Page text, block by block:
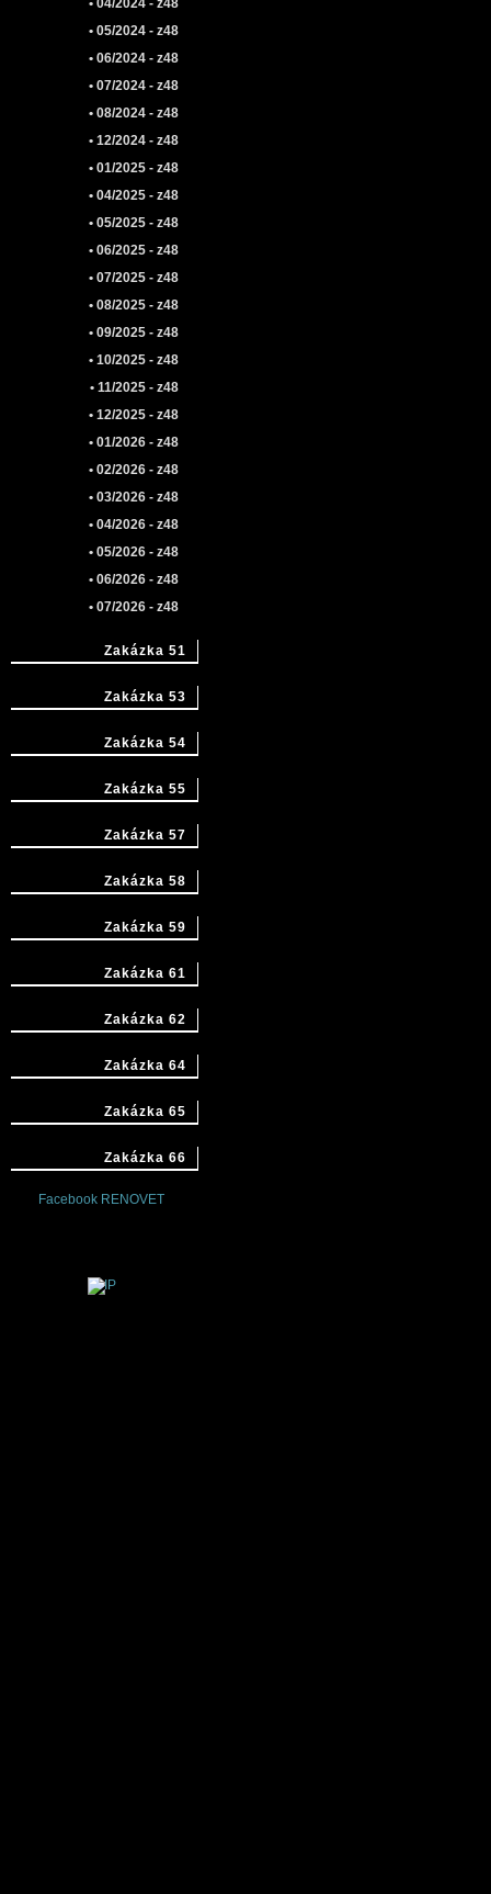
• 04/2024 - z48
• 05/2024 - z48
• 06/2024 - z48
• 07/2024 - z48
• 08/2024 - z48
• 12/2024 - z48
• 01/2025 - z48
• 04/2025 - z48
• 05/2025 - z48
• 06/2025 - z48
• 07/2025 - z48
• 08/2025 - z48
• 09/2025 - z48
• 10/2025 - z48
• 11/2025 - z48
• 12/2025 - z48
• 01/2026 - z48
• 02/2026 - z48
• 03/2026 - z48
• 04/2026 - z48
• 05/2026 - z48
• 06/2026 - z48
• 07/2026 - z48
Zakázka 51
Zakázka 53
Zakázka 54
Zakázka 55
Zakázka 57
Zakázka 58
Zakázka 59
Zakázka 61
Zakázka 62
Zakázka 64
Zakázka 65
Zakázka 66
Facebook RENOVET